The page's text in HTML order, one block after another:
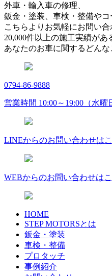
外車・輸入車の修理、
鈑金・塗装、車検・整備やコ
こちらよりお気軽にお問い合
20,000件以上の施工実績があ
あなたのお車に関するどんな
0794-86-9888
営業時間 10:00～19:00（水曜
LINEからのお問い合わせは
WEBからのお問い合わせは
HOME
STEP MOTORSとは
鈑金・塗装
車検・整備
プロタッチ
事例紹介